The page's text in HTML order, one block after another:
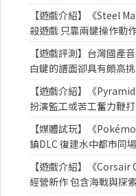
【遊戲介紹】《Steel
殺遊戲 只靠兩鍵操作動
【遊戲評測】台灣國產
白鍵的譜面卻具有頗高
【遊戲介紹】《
扮演監工或苦工奮力鞭
【媒體試玩】《
鎮DLC 復建水中都市同
【遊戲介紹】《
經營新作 包含海戰與探